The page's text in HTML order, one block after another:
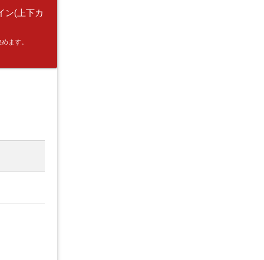
ン(上下カ
ます。